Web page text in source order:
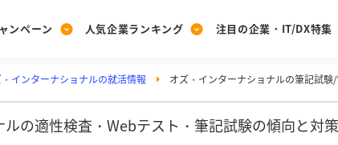
ンペーン
Post
投稿する
[27卒] 本選考体験記投稿
人気企業ランキング
Ranking
ランキングを見る
みんなのDX企業就職ブラン
注目の企業・IT/DX特集
PickUp
注目の企業特集
インターナショナルの就活情報 オズ・インターナショナルの筆記試
の適性検査・Webテスト・筆記試験の傾向と対